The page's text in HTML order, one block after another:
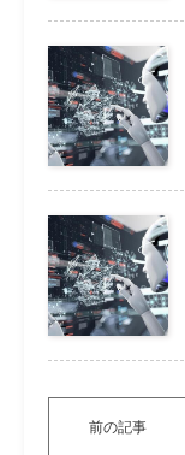
前の記事